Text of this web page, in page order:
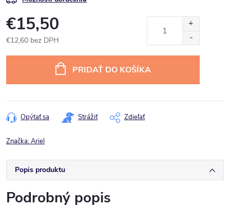
€15,50
€12,60 bez DPH
PRIDAŤ DO KOŠÍKA
Opýtať sa Strážiť Zdieľať
Značka:Ariel
Popis produktu
Podrobný popis